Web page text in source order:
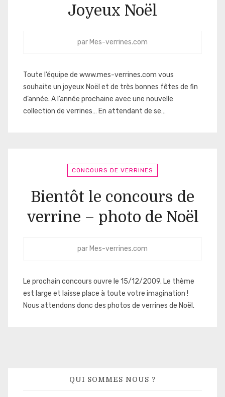
Joyeux Noël
parMes-verrines.com
Toute l’équipe de www.mes-verrines.com vous
souhaite un joyeux Noël et de très bonnes fêtes de fin
d’année. A l’année prochaine avec une nouvelle
collection de verrines… En attendant de se…
CONCOURS DE VERRINES
Bientôt le concours de
verrine – photo de Noël
parMes-verrines.com
Le prochain concours ouvre le 15/12/2009. Le thème
est large et laisse place à toute votre imagination !
Nous attendons donc des photos de verrines de Noël.
QUI SOMMES NOUS ?